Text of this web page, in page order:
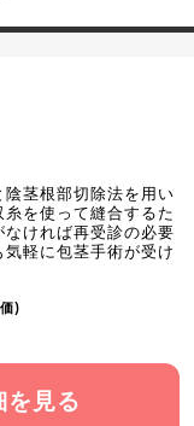
茎根部切除法を用い
を使って縫合するた
ければ再受診の必要
軽に包茎手術が受け
)
を見る